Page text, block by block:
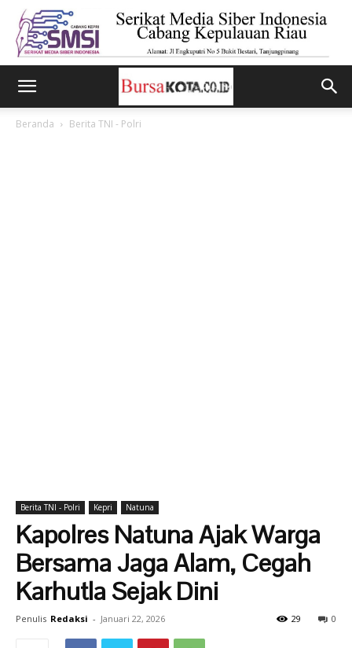
Beranda Berita TNI - Polri
Berita TNI - Polri Kepri Natuna
Kapolres Natuna Ajak Warga
Bersama Jaga Alam, Cegah
Karhutla Sejak Dini
Penulis Redaksi - Januari 22, 2026 0
29